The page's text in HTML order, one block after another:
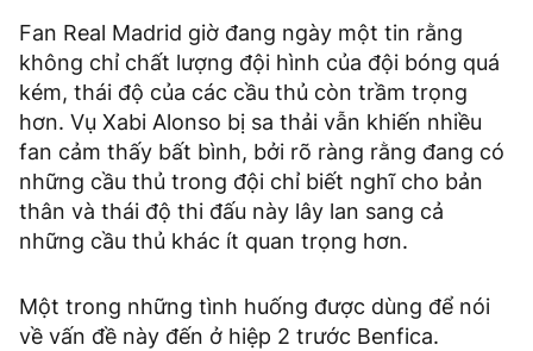
Fan Real Madrid giờ đang ngày một tin rằng
không chỉ chất lượng đội hình của đội bóng quá
kém, thái độ của các cầu thủ còn trầm trọng
hơn. Vụ Xabi Alonso bị sa thải vẫn khiến nhiều
fan cảm thấy bất bình, bởi rõ ràng rằng đang có
những cầu thủ trong đội chỉ biết nghĩ cho bản
thân và thái độ thi đấu này lây lan sang cả
những cầu thủ khác ít quan trọng hơn.
Một trong những tình huống được dùng để nói
về vấn đề này đến ở hiệp 2 trước Benfica.